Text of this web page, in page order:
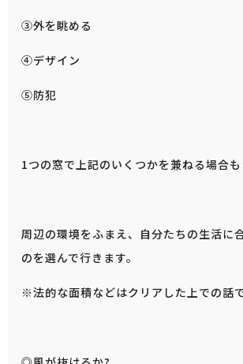
③外を眺める
④デザイン
⑤防犯
1つの窓で上記のいくつかを兼ねる場合も
周辺の環境をふまえ、自分たちの生活に
のを選んで行きます。
※法的な面積などはクリアした上での話で